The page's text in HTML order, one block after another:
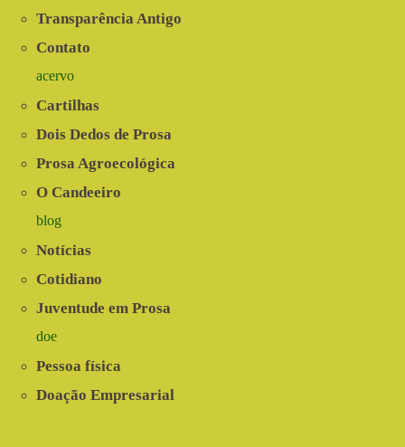
Agreste
Pernambucano
Transparência Antigo
Contato
acervo
Cartilhas
Dois Dedos de Prosa
Prosa Agroecológica
O Candeeiro
blog
Notícias
Cotidiano
Juventude em Prosa
doe
Pessoa física
Doação Empresarial